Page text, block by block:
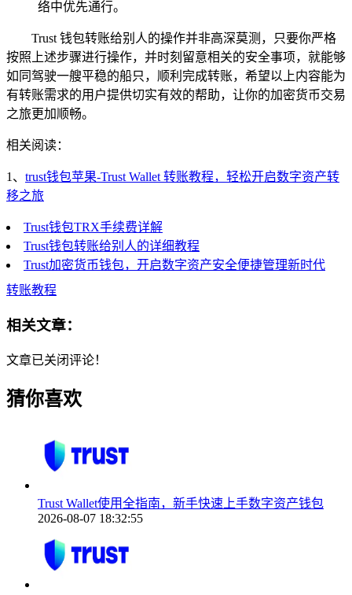
络中优先通行。
Trust 钱包转账给别人的操作并非高深莫测，只要你严格
按照上述步骤进行操作，并时刻留意相关的安全事项，就能够
如同驾驶一艘平稳的船只，顺利完成转账，希望以上内容能为
有转账需求的用户提供切实有效的帮助，让你的加密货币交易
之旅更加顺畅。
相关阅读：
1、 trust钱包苹果-Trust Wallet 转账教程，轻松开启数字资产转
移之旅
Trust钱包TRX手续费详解
Trust钱包转账给别人的详细教程
Trust加密货币钱包，开启数字资产安全便捷管理新时代
转账教程
相关文章：
文章已关闭评论！
猜你喜欢
Trust Wallet使用全指南，新手快速上手数字资产钱包
2026-08-07 18:32:55